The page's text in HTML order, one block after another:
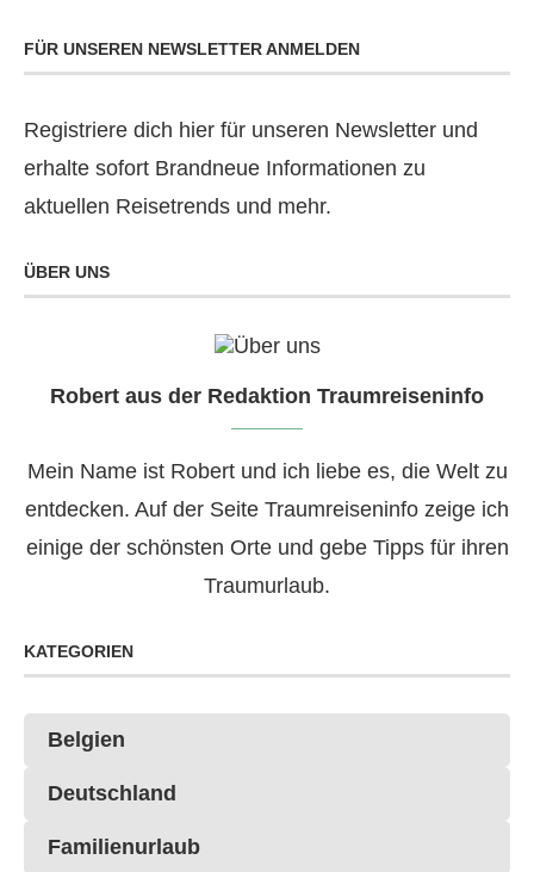
FÜR UNSEREN NEWSLETTER ANMELDEN
Registriere dich hier für unseren Newsletter und
erhalte sofort Brandneue Informationen zu
aktuellen Reisetrends und mehr.
ÜBER UNS
Robert aus der Redaktion Traumreiseninfo
Mein Name ist Robert und ich liebe es, die Welt zu
entdecken. Auf der Seite Traumreiseninfo zeige ich
einige der schönsten Orte und gebe Tipps für ihren
Traumurlaub.
KATEGORIEN
Belgien
Deutschland
Familienurlaub